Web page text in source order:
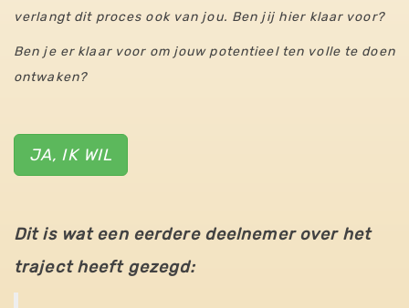
verlangt dit proces ook van jou. Ben jij hier klaar voor?
Ben je er klaar voor om jouw potentieel ten volle te doen
ontwaken?
JA, IK WIL
Dit is wat een eerdere deelnemer over het
traject heeft gezegd: